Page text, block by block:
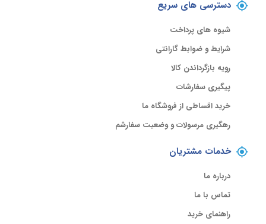
دسترسی های سریع
شیوه های پرداخت
شرایط و ضوابط گارانتی
رویه بازگرداندن کالا
پیگیری سفارشات
خرید اقساطی از فروشگاه ما
رهگیری مرسولات و وضعیت سفارشم
خدمات مشتریان
درباره ما
تماس با ما
راهنمای خرید